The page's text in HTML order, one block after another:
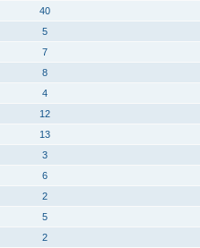
40
5
7
8
4
12
13
3
6
2
5
2